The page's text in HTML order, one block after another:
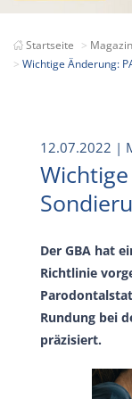
Startseite
Magazin
Wichtige Änderung:
12.07.2022 |
Der GBA hat
Richtlinie
Rundung bei
präzisiert.